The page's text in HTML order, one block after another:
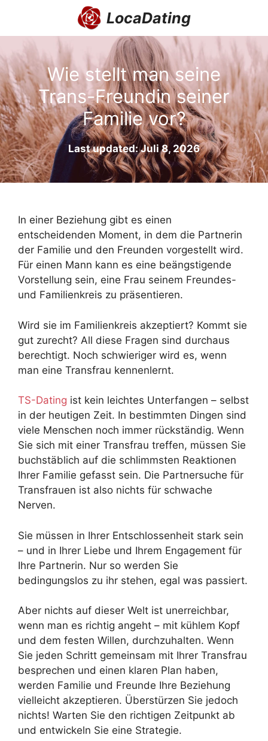
springen
LocaDating
Wie stellt man seine
Trans-Freundin seiner
Familie vor?
Last updated: Juli 8, 2026
In einer Beziehung gibt es einen
entscheidenden Moment, in dem die Partnerin
der Familie und den Freunden vorgestellt wird.
Für einen Mann kann es eine beängstigende
Vorstellung sein, eine Frau seinem Freundes-
und Familienkreis zu präsentieren.
Wird sie im Familienkreis akzeptiert? Kommt sie
gut zurecht? All diese Fragen sind durchaus
berechtigt. Noch schwieriger wird es, wenn
man eine Transfrau kennenlernt.
TS-Dating ist kein leichtes Unterfangen – selbst
in der heutigen Zeit. In bestimmten Dingen sind
viele Menschen noch immer rückständig. Wenn
Sie sich mit einer Transfrau treffen, müssen Sie
buchstäblich auf die schlimmsten Reaktionen
Ihrer Familie gefasst sein. Die Partnersuche für
Transfrauen ist also nichts für schwache
Nerven.
Sie müssen in Ihrer Entschlossenheit stark sein
– und in Ihrer Liebe und Ihrem Engagement für
Ihre Partnerin. Nur so werden Sie
bedingungslos zu ihr stehen, egal was passiert.
Aber nichts auf dieser Welt ist unerreichbar,
wenn man es richtig angeht – mit kühlem Kopf
und dem festen Willen, durchzuhalten. Wenn
Sie jeden Schritt gemeinsam mit Ihrer Transfrau
besprechen und einen klaren Plan haben,
werden Familie und Freunde Ihre Beziehung
vielleicht akzeptieren. Überstürzen Sie jedoch
nichts! Warten Sie den richtigen Zeitpunkt ab
und entwickeln Sie eine Strategie.